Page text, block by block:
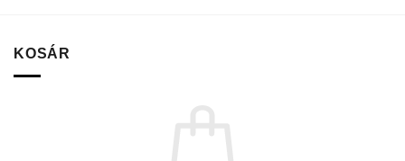
KOSÁR